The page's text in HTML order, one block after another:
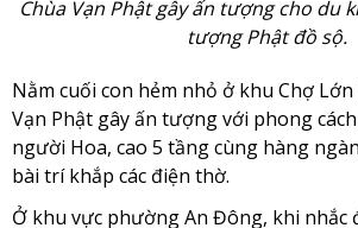
Chùa Vạn Phật gây ấn tượng cho du
tượng Phật đồ sộ.
Nằm cuối con hẻm nhỏ ở khu Chợ Lớn
Vạn Phật gây ấn tượng với phong
người Hoa, cao 5 tầng cùng hàng
bài trí khắp các điện thờ.
Ở khu vực phường An Đông, khi nhắc